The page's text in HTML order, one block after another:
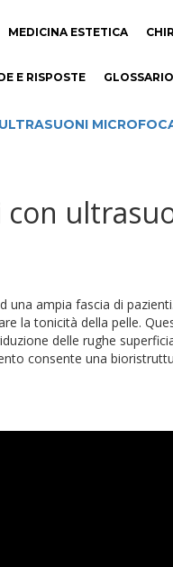
MEDICINA ESTETICA
E RISPOSTE
ampia fascia di
la tonicità della pelle.
delle rughe
consente una